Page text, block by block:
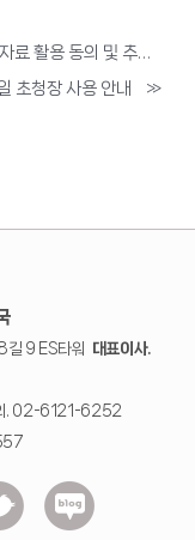
[2026 대구 일러스트코리아] 온라인 홍보자료 활용 동의 및 추가접수 안내
초청장 사용 안내
»
길 9 ES타워 대표이사.
. 02-6121-6252